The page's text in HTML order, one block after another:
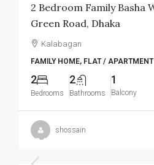
2 Bedroom Family Basha
Green Road, Dhaka
Kalabagan
FAMILY HOME, FLAT / APARTMENT
2
Bedrooms
2
Bathrooms
1
Balcony
shossain
৳8,000